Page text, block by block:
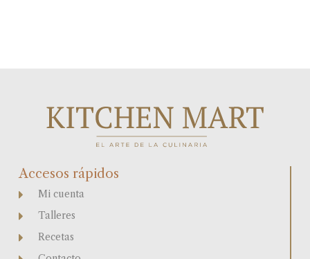
Accesos rápidos
Mi cuenta
Talleres
Recetas